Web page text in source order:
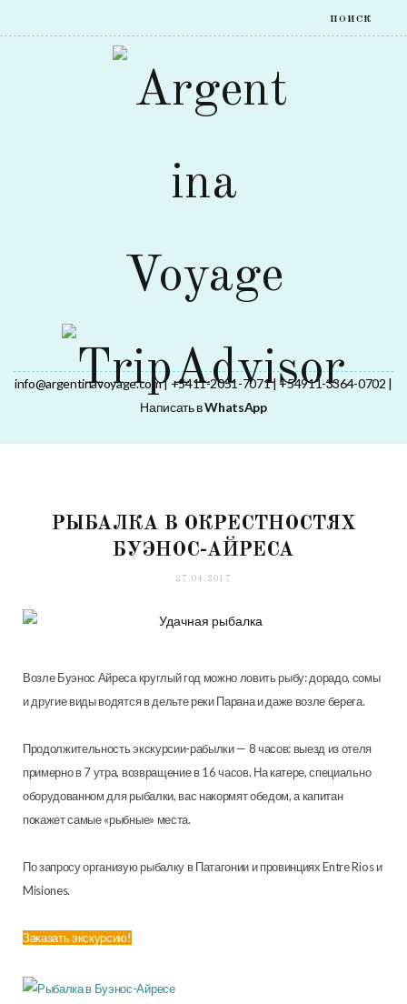
info@argentinavoyage.com | +5411-2051-7071 | +54911-3364-0702 |
Написать вWhatsApp
РЫБАЛКА В ОКРЕСТНОСТЯХ
БУЭНОС-АЙРЕСА
27.04.2017
Возле Буэнос Айреса круглый год можно ловить рыбу: дорадо, сомы
и другие виды водятся в дельте реки Парана и даже возле берега.
Продолжительность экскурсии-рабылки — 8 часов: выезд из отеля
примерно в 7 утра, возвращение в 16 часов. На катере, специально
оборудованном для рыбалки, вас накормят обедом, а капитан
покажет самые «рыбные» места.
По запросу организую рыбалку в Патагонии и провинциях Entre Rios и
Misiones.
Заказать экскурсию!